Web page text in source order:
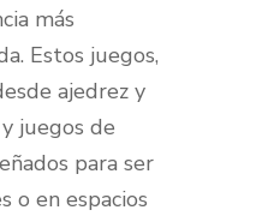
más
Estos juegos,
ajedrez y
juegos de
para ser
o en espacios